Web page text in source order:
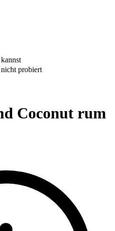
probiert
Coconut rum